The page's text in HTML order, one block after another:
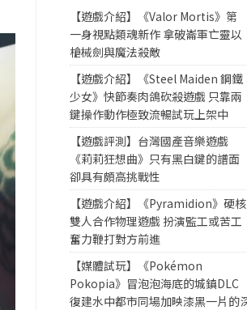
【遊戲介紹】《Valor Mortis》第
一身視點類魂新作 拿破崙軍亡靈以
槍械劍與魔法殺敵
【遊戲介紹】《Steel Maiden 鋼鐵
少女》快節奏肉鴿砍殺遊戲 只靠兩
鍵操作動作極致流暢試玩上架中
【遊戲評測】台灣國產音樂遊戲
《莉莉狂想曲》只有黑白鍵的譜面
卻具有頗高挑戰性
【遊戲介紹】《Pyramidion》硬核
雙人合作物理遊戲 扮演監工或苦工
奮力鞭打對方前進
【媒體試玩】《Pokémon
Pokopia》冒泡泡海底的城鎮DLC
復建水中都市同場加映漆黑一片的